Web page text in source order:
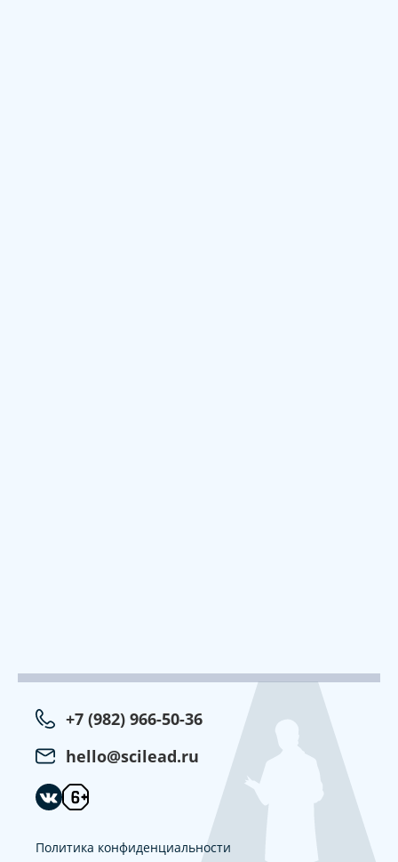
+7 (982) 966-50-36
hello@scilead.ru
Политика конфиденциальности